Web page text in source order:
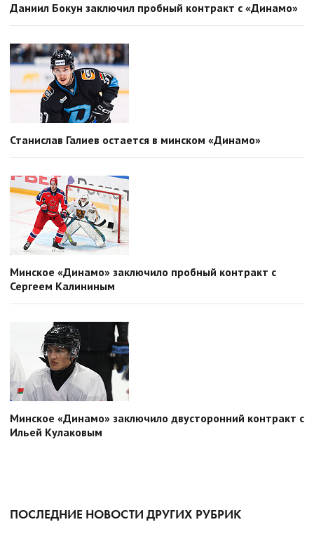
Даниил Бокун заключил пробный контракт с «Динамо»
Станислав Галиев остается в минском «Динамо»
Минское «Динамо» заключило пробный контракт с
Сергеем Калининым
Минское «Динамо» заключило двусторонний контракт с
Ильей Кулаковым
ПОСЛЕДНИЕ НОВОСТИ ДРУГИХ РУБРИК